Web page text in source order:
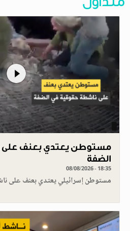
مستوطن يعتدي بعنف على
الضفة
08/08/2026 - 18:35
مستوطن إسرائيلي يعتدي بعنف على